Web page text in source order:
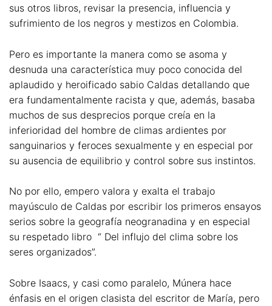
sus otros libros, revisar la presencia, influencia y
sufrimiento de los negros y mestizos en Colombia.
Pero es importante la manera como se asoma y
desnuda una característica muy poco conocida del
aplaudido y heroificado sabio Caldas detallando que
era fundamentalmente racista y que, además, basaba
muchos de sus desprecios porque creía en la
inferioridad del hombre de climas ardientes por
sanguinarios y feroces sexualmente y en especial por
su ausencia de equilibrio y control sobre sus instintos.
No por ello, empero valora y exalta el trabajo
mayúsculo de Caldas por escribir los primeros ensayos
serios sobre la geografía neogranadina y en especial
su respetado libro “ Del influjo del clima sobre los
seres organizados”.
Sobre Isaacs, y casi como paralelo, Múnera hace
énfasis en el origen clasista del escritor de María, pero